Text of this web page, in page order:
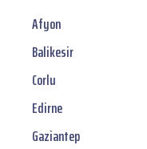
Afyon
Balikesir
Corlu
Edirne
Gaziantep